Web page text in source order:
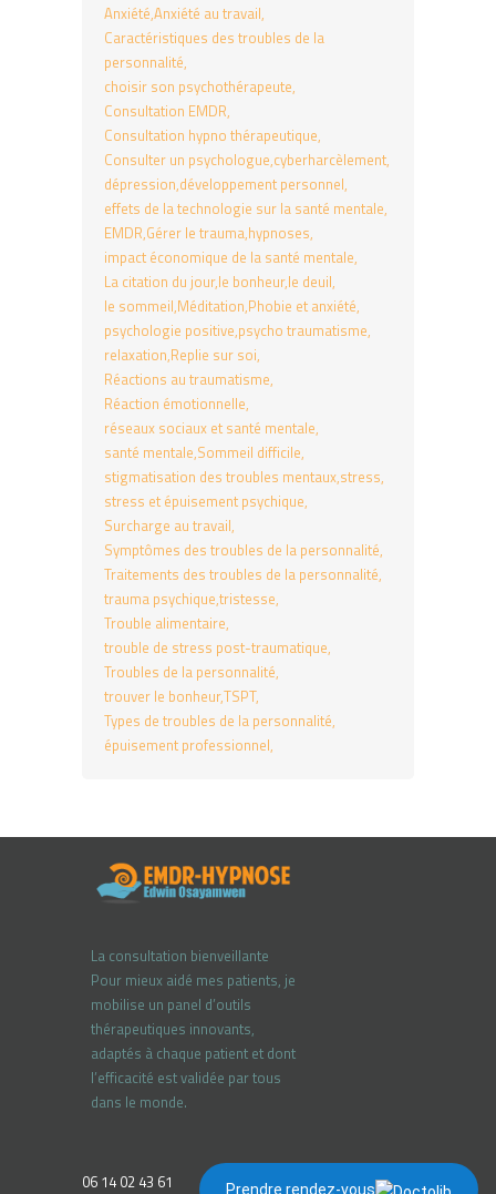
Anxiété Anxiété au travail
Caractéristiques des troubles de la
personnalité
choisir son psychothérapeute
Consultation EMDR
Consultation hypno thérapeutique
Consulter un psychologue cyberharcèlement
dépression développement personnel
effets de la technologie sur la santé mentale
EMDR Gérer le trauma hypnoses
impact économique de la santé mentale
La citation du jour le bonheur le deuil
le sommeil Méditation Phobie et anxiété
psychologie positive psycho traumatisme
relaxation Replie sur soi
Réactions au traumatisme
Réaction émotionnelle
réseaux sociaux et santé mentale
santé mentale Sommeil difficile
stigmatisation des troubles mentaux stress
stress et épuisement psychique
Surcharge au travail
Symptômes des troubles de la personnalité
Traitements des troubles de la personnalité
trauma psychique tristesse
Trouble alimentaire
trouble de stress post-traumatique
Troubles de la personnalité
trouver le bonheurTSPT
Types de troubles de la personnalité
épuisement professionnel
La consultation bienveillante
Pour mieux aidé mes patients, je
mobilise un panel d’outils
thérapeutiques innovants,
adaptés à chaque patient et dont
l’efficacité est validée par tous
dans le monde.
06 14 02 43 61 Prendre rendez-vous